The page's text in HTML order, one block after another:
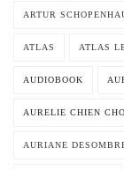
ARTUR
ATLAS ATLAS
AUDIOBOOK
AURELIE CHIEN
AURIANE